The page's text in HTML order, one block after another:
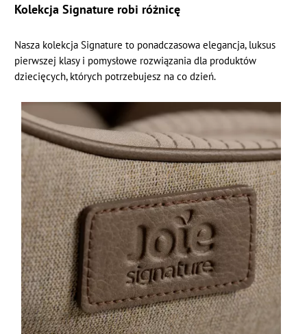
Kolekcja Signature robi różnicę
Nasza kolekcja Signature to ponadczasowa elegancja, luksus
pierwszej klasy i pomysłowe rozwiązania dla produktów
dziecięcych, których potrzebujesz na co dzień.